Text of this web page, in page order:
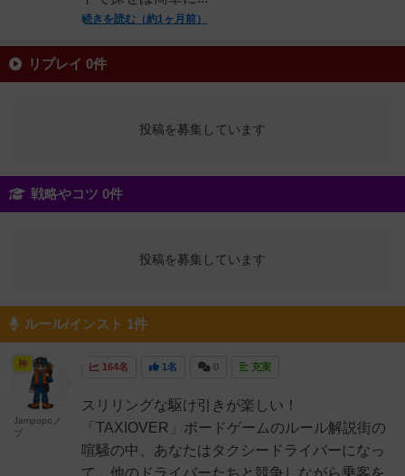
続きを読む（約1ヶ月前）
リプレイ 0件
投稿を募集しています
戦略やコツ 0件
投稿を募集しています
ルール/インスト 1件
164名 1名 0 充実
スリリングな駆け引きが楽しい！
「TAXIOVER」ボードゲームのルール解説街の
喧騒の中、あなたはタクシードライバーになっ
神
Jampopoノ
ブ